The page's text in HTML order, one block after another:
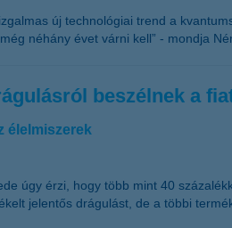
új technológiai trend a
néhány évet várni kell” - mondja
beszélnek a
élelmiszerek
úgy érzi, hogy több mint 40
jelentős drágulást, de a többi